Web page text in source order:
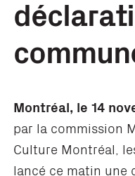
Montréal, le 14
par la commission
Culture Montréal,
lancé ce matin une